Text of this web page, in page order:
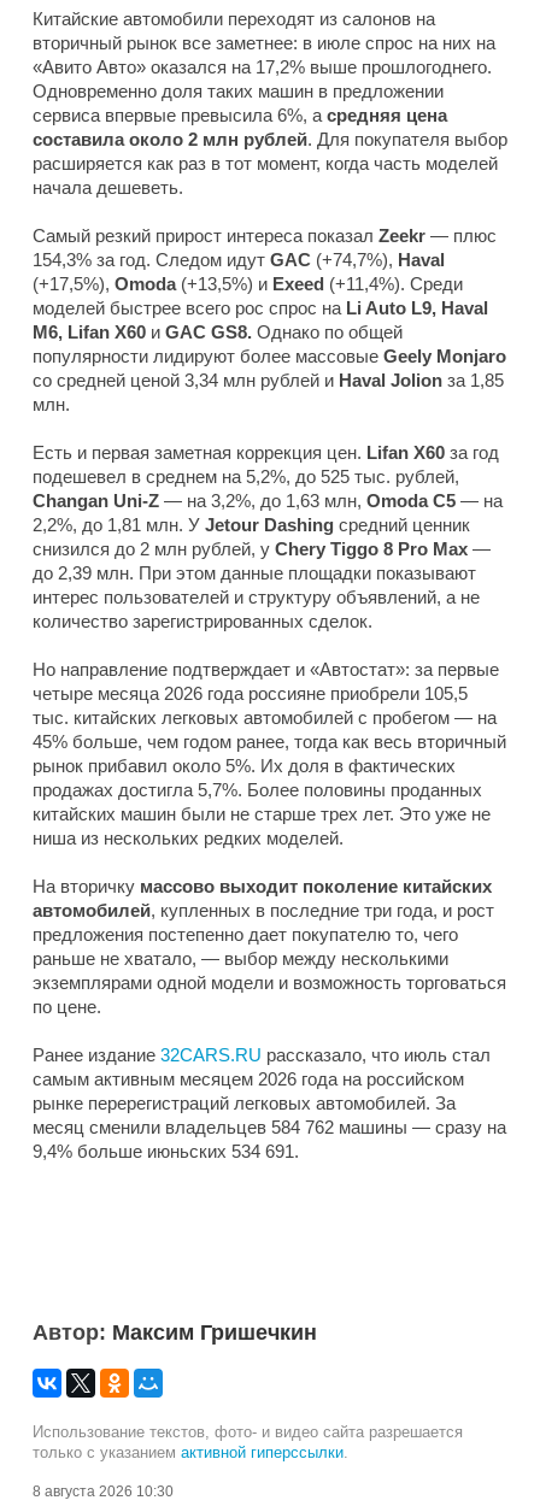
Китайские автомобили переходят из салонов на
вторичный рынок все заметнее: в июле спрос на них на
«Авито Авто» оказался на 17,2% выше прошлогоднего.
Одновременно доля таких машин в предложении
сервиса впервые превысила 6%, а средняя цена
составила около 2 млн рублей. Для покупателя выбор
расширяется как раз в тот момент, когда часть моделей
начала дешеветь.
Самый резкий прирост интереса показал Zeekr — плюс
154,3% за год. Следом идут GAC (+74,7%), Haval
(+17,5%), Omoda(+13,5%) и Exeed (+11,4%). Среди
моделей быстрее всего рос спрос на Li Auto L9, Haval
M6, Lifan X60 и GAC GS8. Однако по общей
популярности лидируют более массовые Geely Monjaro
со средней ценой 3,34 млн рублей и Haval Jolion за 1,85
млн.
Есть и первая заметная коррекция цен. Lifan X60 за год
подешевел в среднем на 5,2%, до 525 тыс. рублей,
Changan Uni-Z — на 3,2%, до 1,63 млн, Omoda C5 — на
2,2%, до 1,81 млн. У Jetour Dashing средний ценник
снизился до 2 млн рублей, у Chery Tiggo 8 Pro Max —
до 2,39 млн. При этом данные площадки показывают
интерес пользователей и структуру объявлений, а не
количество зарегистрированных сделок.
Но направление подтверждает и «Автостат»: за первые
четыре месяца 2026 года россияне приобрели 105,5
тыс. китайских легковых автомобилей с пробегом — на
45% больше, чем годом ранее, тогда как весь вторичный
рынок прибавил около 5%. Их доля в фактических
продажах достигла 5,7%. Более половины проданных
китайских машин были не старше трех лет. Это уже не
ниша из нескольких редких моделей.
На вторичку массово выходит поколение китайских
автомобилей, купленных в последние три года, и рост
предложения постепенно дает покупателю то, чего
раньше не хватало, — выбор между несколькими
экземплярами одной модели и возможность торговаться
по цене.
Ранее издание 32CARS.RU рассказало, что июль стал
самым активным месяцем 2026 года на российском
рынке перерегистраций легковых автомобилей. За
месяц сменили владельцев 584 762 машины — сразу на
9,4% больше июньских 534 691.
Автор: Максим Гришечкин
Использование текстов, фото- и видео сайта разрешается
только с указанием активной гиперссылки
8 августа 2026 10:30